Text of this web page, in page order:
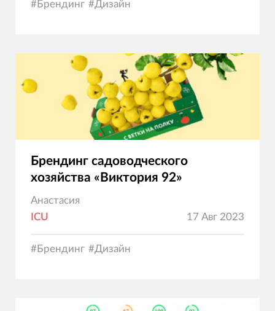
#Брендинг #Дизайн
Брендинг садоводческого
хозяйства «Виктория 92»
Анастасия
ICU
17 Авг 2023
#Брендинг #Дизайн